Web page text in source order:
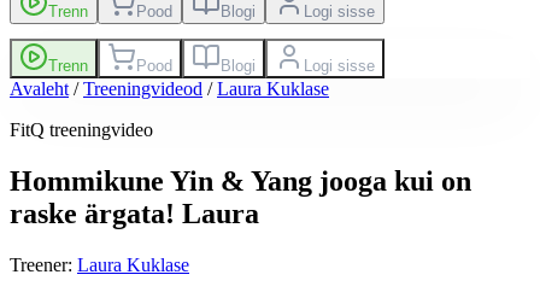
Trenn Pood Blogi Logi sisse
Trenn Pood Blogi Logi sisse
Avaleht /Treeningvideod /Laura Kuklase
FitQ treeningvideo
Hommikune Yin & Yang jooga kui on
raske ärgata! Laura
Treener: Laura Kuklase